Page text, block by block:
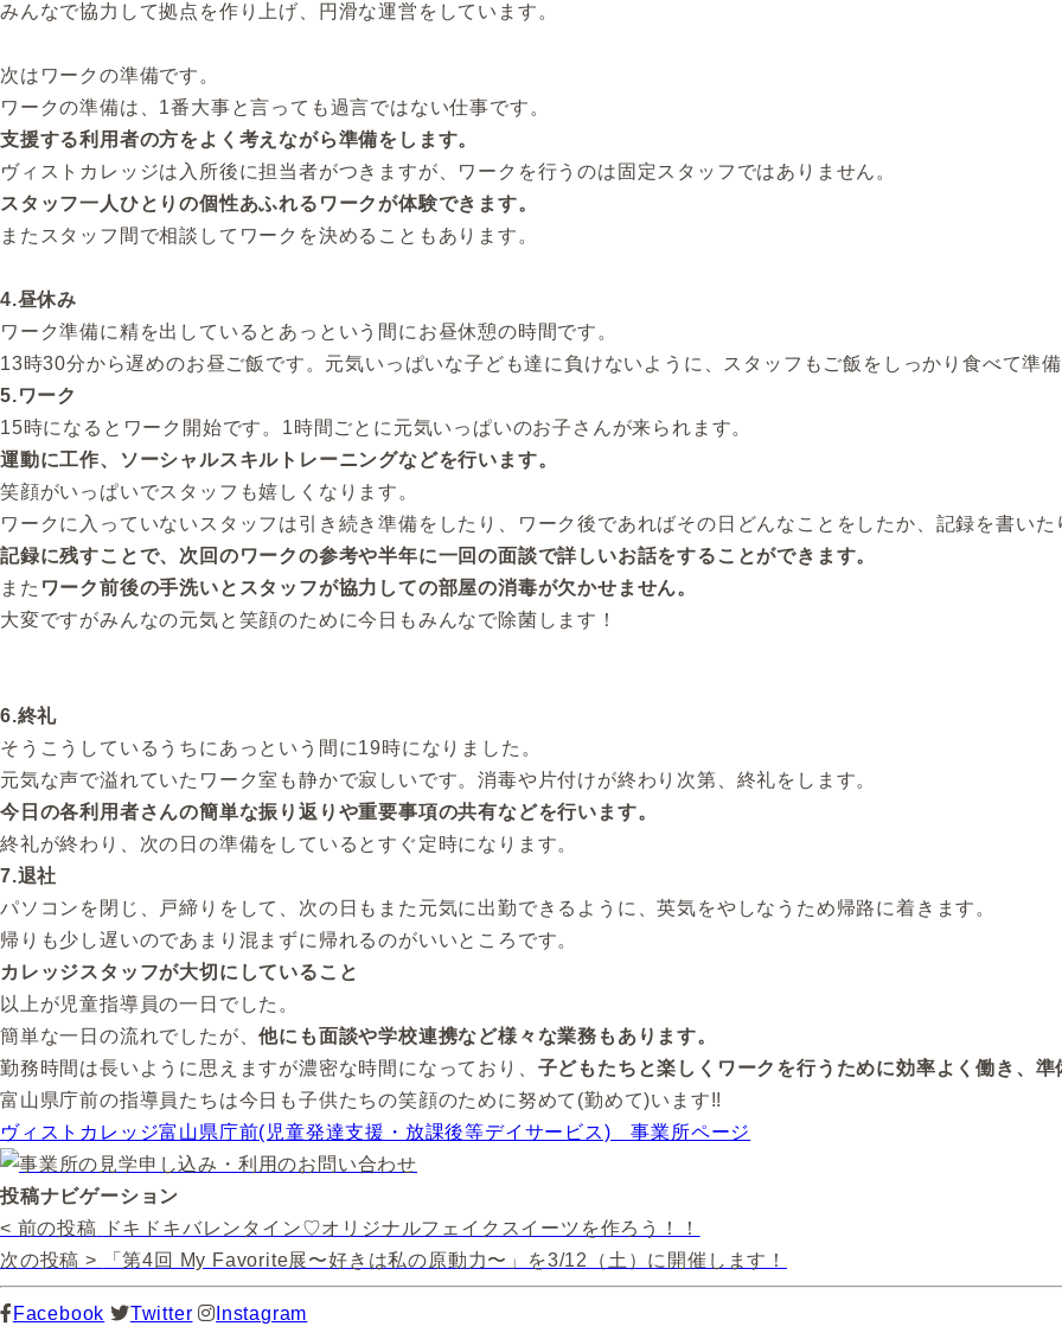
みんなで協力して拠点を作り上げ、円滑な運営をしています。
次はワークの準備です。
ワークの準備は、1番大事と言っても過言ではない仕事です。
支援する利用者の方をよく考えながら準備をします。
ヴィストカレッジは入所後に担当者がつきますが、ワークを行うのは固定スタッフではありません。
スタッフ一人ひとりの個性あふれるワークが体験できます。
またスタッフ間で相談してワークを決めることもあります。
4.昼休み
ワーク準備に精を出しているとあっという間にお昼休憩の時間です。
13時30分から遅めのお昼ご飯です。元気いっぱいな子ども達に負けないように、スタッフもご飯をしっかり食べて準備
5.ワーク
15時になるとワーク開始です。1時間ごとに元気いっぱいのお子さんが来られます。
運動に工作、ソーシャルスキルトレーニングなどを行います。
笑顔がいっぱいでスタッフも嬉しくなります。
ワークに入っていないスタッフは引き続き準備をしたり、ワーク後であればその日どんなことをしたか、記録を書いた
記録に残すことで、次回のワークの参考や半年に一回の面談で詳しいお話をすることができます。
また ワーク前後の手洗いとスタッフが協力しての部屋の消毒が欠かせません。
大変ですがみんなの元気と笑顔のために今日もみんなで除菌します！
6.終礼
そうこうしているうちにあっという間に19時になりました。
元気な声で溢れていたワーク室も静かで寂しいです。消毒や片付けが終わり次第、終礼をします。
今日の各利用者さんの簡単な振り返りや重要事項の共有などを行います。
終礼が終わり、次の日の準備をしているとすぐ定時になります。
7.退社
パソコンを閉じ、戸締りをして、次の日もまた元気に出勤できるように、英気をやしなうため帰路に着きます。
帰りも少し遅いのであまり混まずに帰れるのがいいところです。
カレッジスタッフが大切にしていること
以上が児童指導員の一日でした。
簡単な一日の流れでしたが、他にも面談や学校連携など様々な業務もあります。
勤務時間は長いように思えますが濃密な時間になっており、 子どもたちと楽しくワークを行うために効率よく働き、準
富山県庁前の指導員たちは今日も子供たちの笑顔のために努めて(勤めて)います!!
ヴィストカレッジ富山県庁前(児童発達支援・放課後等デイサービス) 事業所ページ
投稿ナビゲーション
< 前の投稿
ドキドキバレンタイン♡オリジナルフェイクスイーツを作ろう！！
次の投稿 >
「第4回 My Favorite展〜好きは私の原動力〜」を3/12（土）に開催します！
Facebook Twitter Instagram